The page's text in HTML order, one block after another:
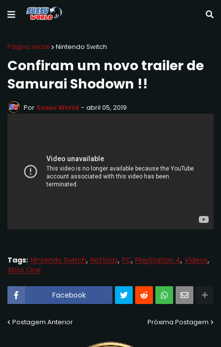
Página inicial Nintendo Switch
Confiram um novo trailer de
Samurai Shodown !!
Por Sussu World - abril 05, 2019
Tags: Nintendo Switch Notícias PC PlayStation 4 Vídeos
Xbox One
Facebook
Postagem Anterior Próxima Postagem